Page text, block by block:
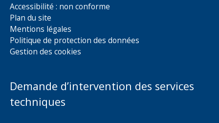
Accessibilité : non conforme
Plan du site
Mentions légales
Politique de protection des données
Gestion des cookies
Demande d’intervention des services
techniques